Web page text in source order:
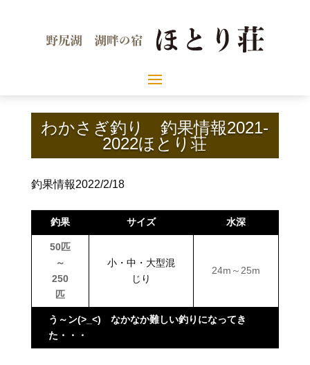
わかさぎ釣り 釣果情報2021-
2022ほとり荘
釣果情報2022/2/18
釣果 サイズ 水深
50匹
～
250
匹
小・中・大型混
じり
24m～25m
う～ン(>_<) なかなか難しい釣りになってき
た・・・